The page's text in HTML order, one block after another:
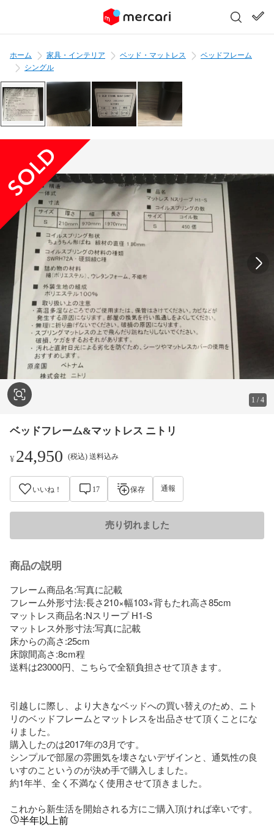
ホーム 家具・インテリア ベッド・マットレス
ベッドフレーム
シングル
1 /4
ベッドフレーム&マットレス ニトリ
¥24,950 (税込) 送料込み
いいね！ 17 保存 通報
売り切れました
商品の説明
フレーム商品名:写真に記載
フレーム外形寸法:長さ210×幅103×背もたれ高さ85cm
マットレス商品名:Nスリープ H1-S
マットレス外形寸法:写真に記載
床からの高さ:25cm
床隙間高さ:8cm程
送料は23000円、こちらで全額負担させて頂きます。
引越しに際し、より大きなベッドへの買い替えのため、ニト
リのベッドフレームとマットレスを出品させて頂くことにな
りました。
購入したのは2017年の3月です。
シンプルで部屋の雰囲気を壊さないデザインと、通気性の良
いすのこというのが決め手で購入しました。
約1年半、全く不満なく使用させて頂きました。
これから新生活を開始される方にご購入頂ければ幸いです。
半年以上前